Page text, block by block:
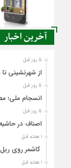
آخرین اخبار
5 روز قبل
از شهرنشینی
5 روز قبل
انسجام ملی؛
5 روز قبل
اصناف در
1 هفته قبل
کاشمر روی
1 هفته قبل